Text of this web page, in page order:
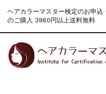
ヘアカラーマスター検定のお申込
のご購入 3960円以上送料無料